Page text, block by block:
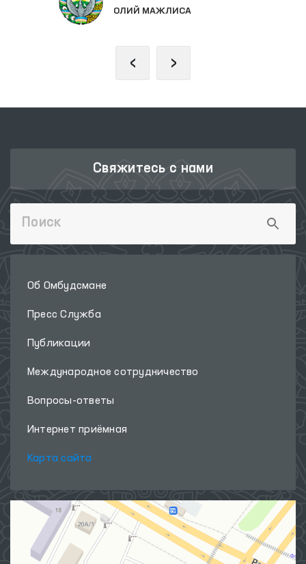
ОЛИЙ МАЖЛИСА
‹ ›
Свяжитесь с нами
Об Омбудсмане
Пресс Служба
Публикации
Международное сотрудничество
Вопросы-ответы
Интернет приёмная
Карта сайта